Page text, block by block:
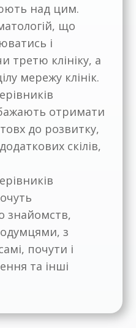
над цим.
що
і
третю клініку, а
мережу клінік.
отримати
до розвитку,
скілів,
знайомств,
з
почути і
та інші